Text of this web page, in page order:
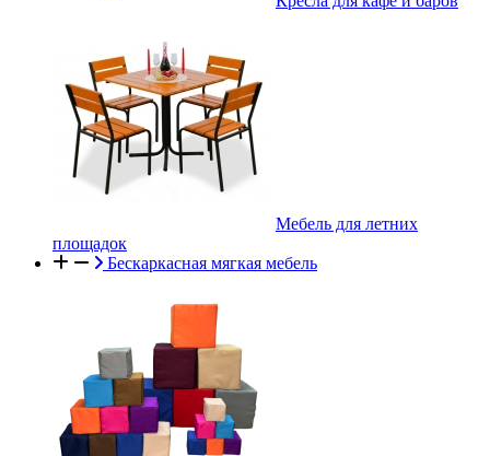
Мебель для летних
площадок
Бескаркасная мягкая мебель